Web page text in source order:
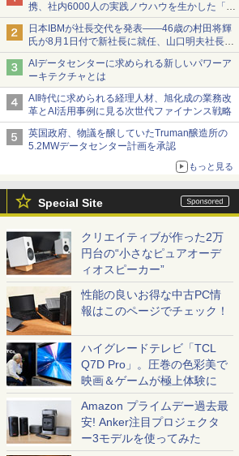
携、社内6000人の実践ノウハウを生かした「AI
商談記録 for RICOH」を展開へ
日本IBMが社長交代を発表――46歳の村田将輝
氏が8月1日付で新社長に就任、山口明夫社長は
会長へ
AIデータセンターに求められる新しいパワーア
ーキテクチャとは
AI時代に求められる経理人材、旭化成の業務改
革とAI活用事例に見る次世代ファイナンス戦略
英国政府、物議を醸していたTruman醸造所の
5.2MWデータセンター計画を承認
もっと見る
Special Site
クリエイティブが作った2万
円台の“小さなピュアオーデ
ィオスピーカー”
性能の良いお得な中古PC情
報はこのページでチェック！
ハイグレードテレビ「TCL
Q7D Pro」。圧巻の色彩美で
映画＆ゲームが極上体験に
Amazon プライムデー過去最
安! Anker注目プロジェクタ
ー3モデルを使ってみた